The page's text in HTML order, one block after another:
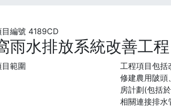
目編號 4189CD
雨水排放系統改善工程
範圍
工程項目包括
修建農用陂頭
房計劃(包括
相關連接排水